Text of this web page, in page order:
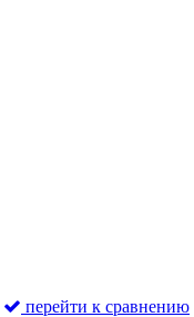
перейти к сравнению